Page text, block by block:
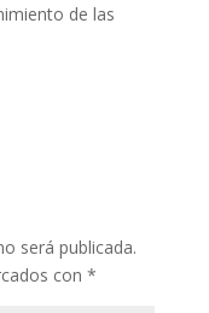
de las
será publicada.
con *